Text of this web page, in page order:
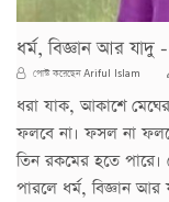
ধর্ম, বিজ্ঞান আর
পোস্ট করেছেনAriful Islam
ধরা যাক, আকাশে মেঘের
ফলবে না। ফসল না
তিন রকমের হতে পারে।
পারলে ধর্ম, বিজ্ঞান আর